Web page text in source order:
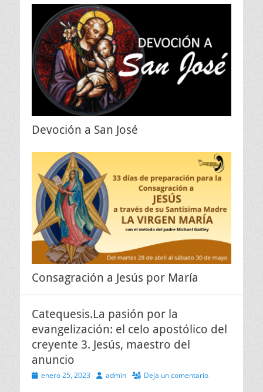
Devoción a San José
Consagración a Jesús por María
Catequesis.La pasión por la
evangelización: el celo apostólico del
creyente 3. Jesús, maestro del
anuncio
Publicado
enero 25, 2023 Autoradmin Deja un comentario